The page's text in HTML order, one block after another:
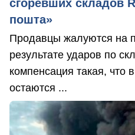
сгоревших складов
пошта»
Продавцы жалуются на
результате ударов по
компенсация такая, что
остаются ...